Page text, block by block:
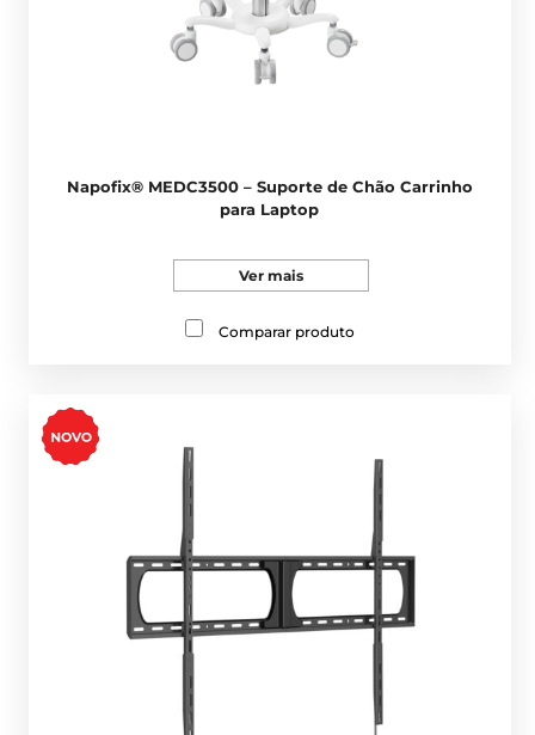
Napofix® MEDC3500 – Suporte de Chão Carrinho
para Laptop
Ver mais
Comparar produto